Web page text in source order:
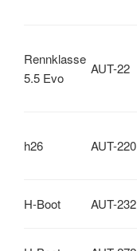
Rennklasse
5.5 Evo
AUT-22
h26 AUT-220
H-Boot AUT-232